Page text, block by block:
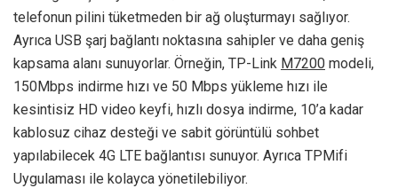
telefonun pilini tüketmeden bir ağ oluşturmayı sağlıyor.
Ayrıca USB şarj bağlantı noktasına sahipler ve daha geniş
kapsama alanı sunuyorlar. Örneğin, TP-Link M7200 modeli,
150Mbps indirme hızı ve 50 Mbps yükleme hızı ile
kesintisiz HD video keyfi, hızlı dosya indirme, 10’a kadar
kablosuz cihaz desteği ve sabit görüntülü sohbet
yapılabilecek 4G LTE bağlantısı sunuyor. Ayrıca TPMifi
Uygulaması ile kolayca yönetilebiliyor.